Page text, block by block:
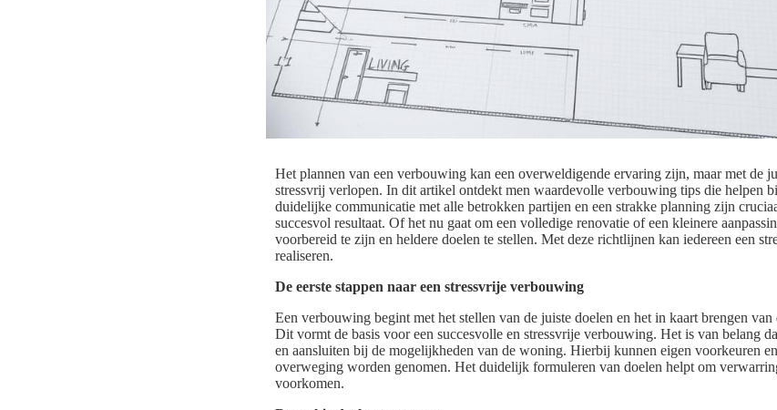
Het plannen van een verbouwing kan een overweldigende ervaring zijn, maar met de
stressvrij verlopen. In dit artikel ontdekt men waardevolle verbouwing tips die helpen
duidelijke communicatie met alle betrokken partijen en een strakke planning zijn
succesvol resultaat. Of het nu gaat om een volledige renovatie of een kleinere
voorbereid te zijn en heldere doelen te stellen. Met deze richtlijnen kan iedereen een
realiseren.
De eerste stappen naar een stressvrije verbouwing
Een verbouwing begint met het stellen van de juiste doelen en het in kaart brengen
Dit vormt de basis voor een succesvolle en stressvrije verbouwing. Het is van belang
en aansluiten bij de mogelijkheden van de woning. Hierbij kunnen eigen voorkeuren
overweging worden genomen. Het duidelijk formuleren van doelen helpt om
voorkomen.